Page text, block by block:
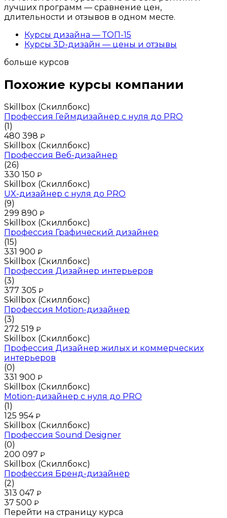
лучших программ — сравнение цен,
длительности и отзывов в одном месте.
Курсы дизайна — ТОП-15
Курсы 3D-дизайн — цены и отзывы
больше курсов
Похожие курсы компании
Skillbox (Скиллбокс)
Профессия Геймдизайнер с нуля до PRO
(1)
480 398 ₽
Skillbox (Скиллбокс)
Профессия Веб-дизайнер
(26)
330 150 ₽
Skillbox (Скиллбокс)
UX-дизайнер с нуля до PRO
(9)
299 890 ₽
Skillbox (Скиллбокс)
Профессия Графический дизайнер
(15)
331 900 ₽
Skillbox (Скиллбокс)
Профессия Дизайнер интерьеров
(3)
377 305 ₽
Skillbox (Скиллбокс)
Профессия Motion-дизайнер
(3)
272 519 ₽
Skillbox (Скиллбокс)
Профессия Дизайнер жилых и коммерческих
интерьеров
(0)
331 900 ₽
Skillbox (Скиллбокс)
Motion-дизайнер с нуля до PRO
(1)
125 954₽
Skillbox (Скиллбокс)
Профессия Sound Designer
(0)
200 097 ₽
Skillbox (Скиллбокс)
Профессия Бренд-дизайнер
(2)
313 047 ₽
37 500 ₽
Перейти на страницу курса